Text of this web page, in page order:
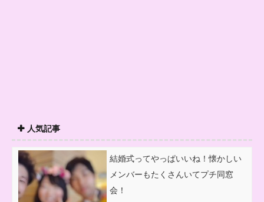
人気記事
結婚式ってやっぱいいね！懐かしい
メンバーもたくさんいてプチ同窓
会！